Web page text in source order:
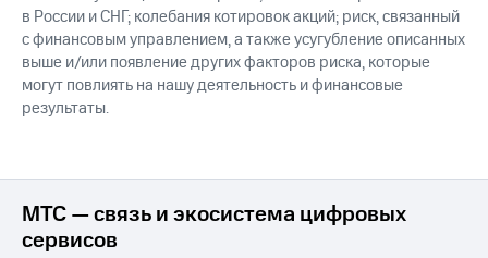
в России и СНГ; колебания котировок акций; риск, связанный
с финансовым управлением, а также усугубление описанных
выше и/или появление других факторов риска, которые
могут повлиять на нашу деятельность и финансовые
результаты.
МТС — связь и экосистема цифровых
сервисов